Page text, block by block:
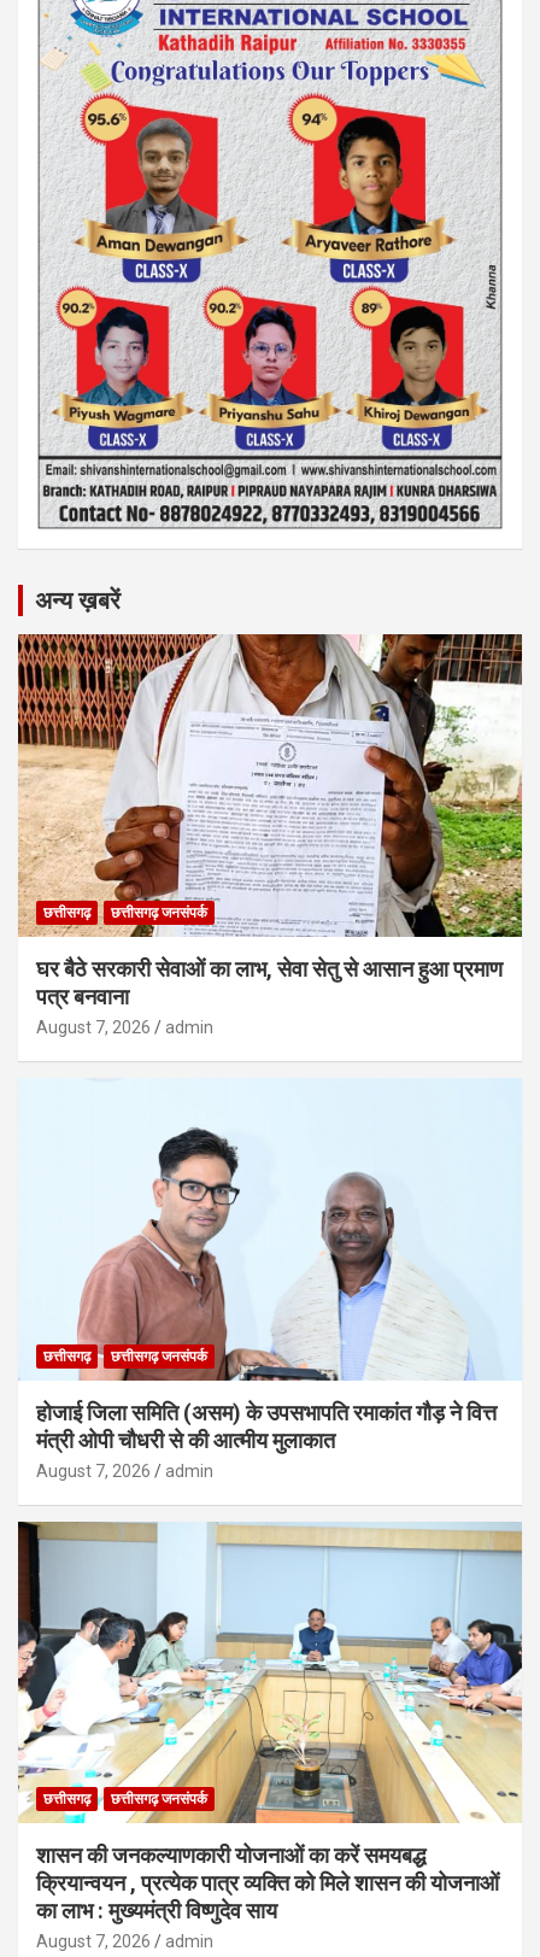
अन्य ख़बरें
छत्तीसगढ़ छत्तीसगढ़ जनसंपर्क
घर बैठे सरकारी सेवाओं का लाभ, सेवा सेतु से आसान हुआ प्रमाण
पत्र बनवाना
August 7, 2026 admin
छत्तीसगढ़ छत्तीसगढ़ जनसंपर्क
होजाई जिला समिति (असम) के उपसभापति रमाकांत गौड़ ने वित्त
मंत्री ओपी चौधरी से की आत्मीय मुलाकात
August 7, 2026 admin
छत्तीसगढ़ छत्तीसगढ़ जनसंपर्क
शासन की जनकल्याणकारी योजनाओं का करें समयबद्ध
क्रियान्वयन , प्रत्येक पात्र व्यक्ति को मिले शासन की योजनाओं
का लाभ : मुख्यमंत्री विष्णुदेव साय
August 7, 2026 admin